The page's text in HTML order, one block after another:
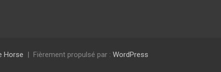
Horse Fièrement propulsé par : WordPress